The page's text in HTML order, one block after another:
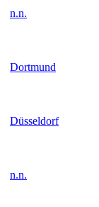
n.n.
Dortmund
Düsseldorf
n.n.